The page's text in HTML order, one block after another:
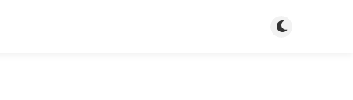
Basculer en